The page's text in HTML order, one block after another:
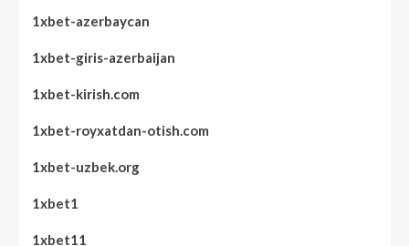
1xbet-azerbaycan
1xbet-giris-azerbaijan
1xbet-kirish.com
1xbet-royxatdan-otish.com
1xbet-uzbek.org
1xbet1
1xbet11